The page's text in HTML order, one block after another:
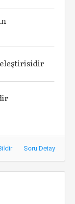
Soru Detay